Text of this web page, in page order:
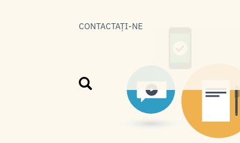
CONTACTAȚI-NE
Căutare